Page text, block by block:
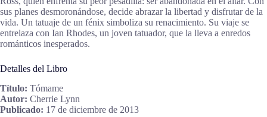
sus planes desmoronándose, decide abrazar la libertad y disfrutar de la
vida. Un tatuaje de un fénix simboliza su renacimiento. Su viaje se
entrelaza con Ian Rhodes, un joven tatuador, que la lleva a enredos
románticos inesperados.
Detalles del Libro
Título: Tómame
Autor: Cherrie Lynn
Publicado: 17 de diciembre de 2013